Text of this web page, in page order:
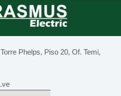
Phelps, Piso 20, Of. Temi,